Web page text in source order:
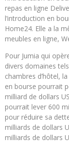
repas en ligne
l’introduction en
Home24. Elle a la
meubles en ligne,
Pour Jumia qui
divers domaines
chambres d’hôtel,
en bourse pourrait
milliard de dollars
pourrait lever 600
pour réduire sa
milliards de dollars
milliards de dollars